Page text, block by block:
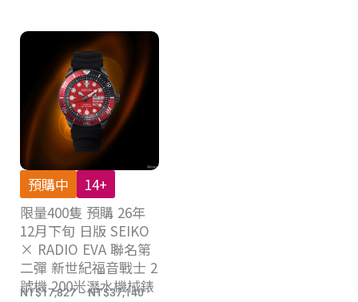
多
式。
可
在
品
面
選
擇
選
項
預購中
14+
限量400隻 預購 26年
12月下旬 日版 SEIKO
× RADIO EVA 聯名第
二彈 新世紀福音戰士 2
號機 200米潛水機械錶
NT$17,827–NT$37,140價